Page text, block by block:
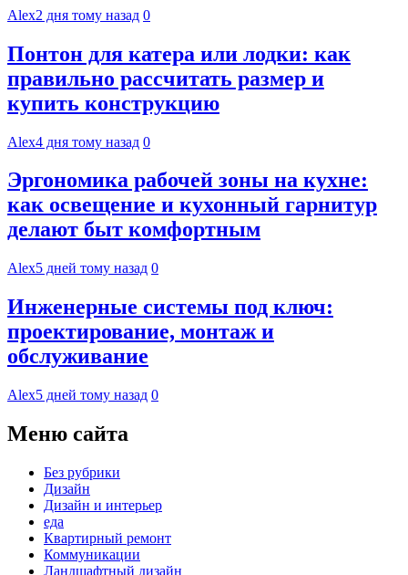
Alex2 дня тому назад 0
Понтон для катера или лодки: как
правильно рассчитать размер и
купить конструкцию
Alex4 дня тому назад 0
Эргономика рабочей зоны на кухне:
как освещение и кухонный гарнитур
делают быт комфортным
Alex5 дней тому назад 0
Инженерные системы под ключ:
проектирование, монтаж и
обслуживание
Alex5 дней тому назад 0
Меню сайта
Без рубрики
Дизайн
Дизайн и интерьер
еда
Квартирный ремонт
Коммуникации
Ландшафтный дизайн